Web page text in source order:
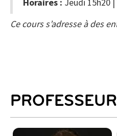
Horaires : Jeudi 15h20
Ce cours s’adresse à des